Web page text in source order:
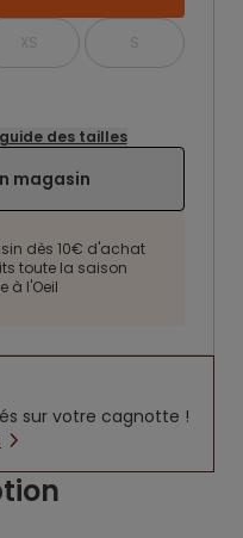
XS S
guide des tailles
magasin
dès 10€ d'achat
toute la saison
à l'Oeil
sur votre cagnotte !